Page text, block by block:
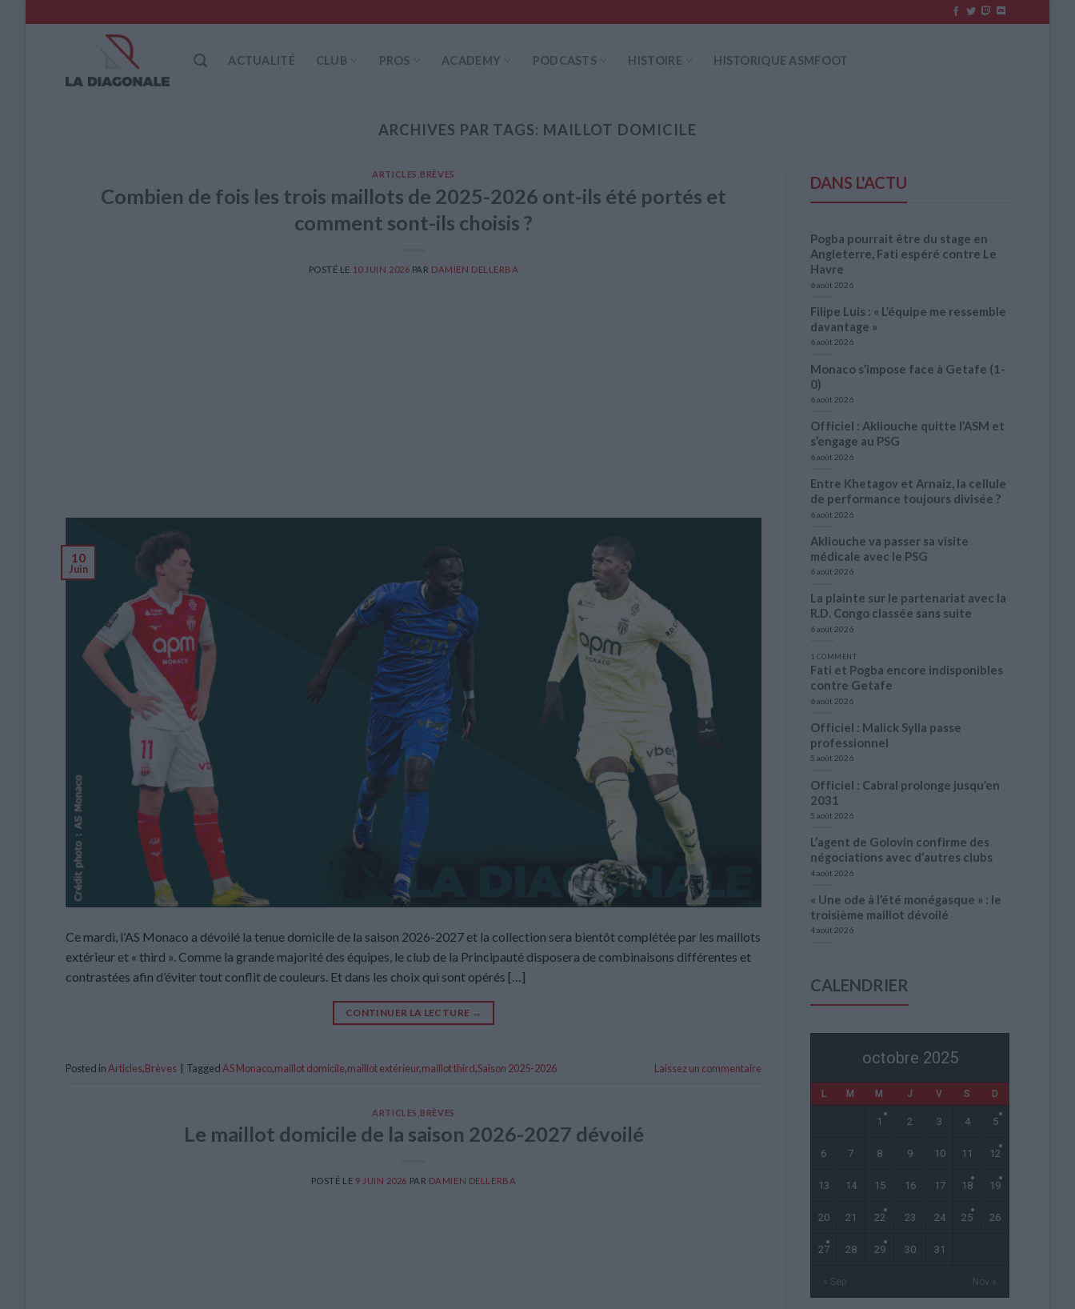
to
ACTUALITÉ CLUB PROS ACADEMY PODCASTS HISTOIRE HISTORIQUE ASMFOOT
ARCHIVES PAR TAGS: MAILLOT DOMICILE
ARTICLES BRÈVES
Combien de fois les trois maillots de 2025-2026 ont-ils été portés et
comment sont-ils choisis ?
POSTÉ LE 10 JUIN 2026 PAR DAMIEN DELLERBA
10
Juin
Ce mardi, l’AS Monaco a dévoilé la tenue domicile de la saison 2026-2027 et la collection sera bientôt complétée par les maillots
extérieur et « third ». Comme la grande majorité des équipes, le club de la Principauté disposera de combinaisons différentes et
contrastées afin d’éviter tout conflit de couleurs. Et dans les choix qui sont opérés […]
CONTINUER LA LECTURE →
Posted inArticles,Brèves TaggedAS Monaco,maillot domicile,maillot extérieur,maillot third,Saison 2025-2026 Laissez un commentaire
ARTICLES BRÈVES
Le maillot domicile de la saison 2026-2027 dévoilé
POSTÉ LE 9 JUIN 2026 PAR DAMIEN DELLERBA
DANS L'ACTU
Pogba pourrait être du stage en
Angleterre, Fati espéré contre Le
Havre
6 août 2026
Filipe Luis : « L’équipe me ressemble
davantage »
6 août 2026
Monaco s’impose face à Getafe (1-
0)
6 août 2026
Officiel : Akliouche quitte l’ASM et
s’engage au PSG
6 août 2026
Entre Khetagov et Arnaiz, la cellule
de performance toujours divisée ?
6 août 2026
Akliouche va passer sa visite
médicale avec le PSG
6 août 2026
La plainte sur le partenariat avec la
R.D. Congo classée sans suite
6 août 2026
1 COMMENT
Fati et Pogba encore indisponibles
contre Getafe
6 août 2026
Officiel : Malick Sylla passe
professionnel
5 août 2026
Officiel : Cabral prolonge jusqu’en
2031
5 août 2026
L’agent de Golovin confirme des
négociations avec d’autres clubs
4 août 2026
« Une ode à l’été monégasque » : le
troisième maillot dévoilé
4 août 2026
CALENDRIER
octobre 2025
L M M J V S D
« Sep Nov »
1 2 3 4 5
6 7 8 9 10 11 12
13 14 15 16 17 18 19
20 21 22 23 24 25 26
27 28 29 30 31